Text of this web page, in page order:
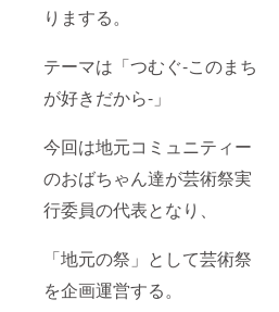
りまする。
テーマは「つむぐ-このまち
が好きだから-」
今回は地元コミュニティー
のおばちゃん達が芸術祭実
行委員の代表となり、
「地元の祭」として芸術祭
を企画運営する。